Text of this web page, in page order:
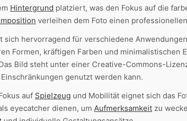
Hintergrund platziert, was den Fokus auf die
verleihen dem Foto einen
sich hervorragend für verschiedene
Formen, kräftigen Farben und minimalistischen
Bild steht unter einer Creative-Commons-
genutzt werden kann.
auf Spielzeug und Mobilität eignet sich das
eyecatcher dienen, um Aufmerksamkeit zu